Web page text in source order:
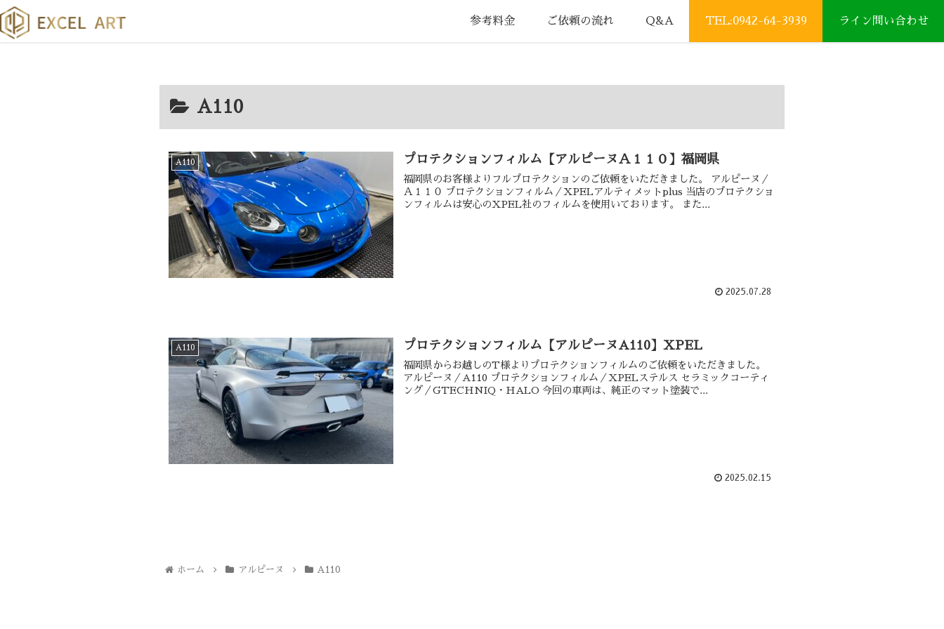
参考料金 ご依頼の流れ Q&A TEL:0942-64-3939 ライン問い合わせ
A110
A110 プロテクションフィルム【アルピーヌＡ１１０】福岡県
福岡県のお客様よりフルプロテクションのご依頼をいただきました。 アルピーヌ／
Ａ１１０ プロテクションフィルム／XPELアルティメットplus 当店のプロテクショ
ンフィルムは安心のXPEL社のフィルムを使用いております。 また...
2025.07.28
A110 プロテクションフィルム【アルピーヌA110】XPEL
福岡県からお越しのT様よりプロテクションフィルムのご依頼をいただきました。
アルピーヌ／A110 プロテクションフィルム／XPELステルス セラミックコーティ
ング／GTECHNIQ・HALO 今回の車両は、純正のマット塗装で...
2025.02.15
ホーム アルピーヌ A110